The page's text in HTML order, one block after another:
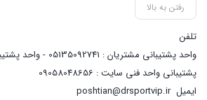
رفتن به بالا
تلفن
پشتیبانی واحد فنی سایت : 09058048656
ایمیلposhtian@drsportvip.ir